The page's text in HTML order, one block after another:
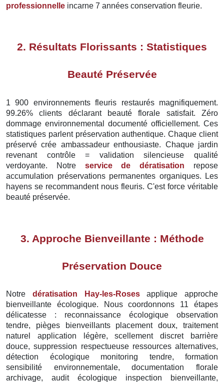
professionnelle incarne 7 années conservation fleurie.
2. Résultats Florissants : Statistiques
Beauté Préservée
1 900 environnements fleuris restaurés magnifiquement.
99.26% clients déclarant beauté florale satisfait. Zéro
dommage environnemental documenté officiellement. Ces
statistiques parlent préservation authentique. Chaque client
préservé crée ambassadeur enthousiaste. Chaque jardin
revenant contrôle = validation silencieuse qualité
verdoyante. Notre service de dératisation repose
accumulation préservations permanentes organiques. Les
hayens se recommandent nous fleuris. C'est force véritable
beauté préservée.
3. Approche Bienveillante : Méthode
Préservation Douce
Notre dératisation Hay-les-Rosesapplique approche
bienveillante écologique. Nous coordonnons 11 étapes
délicatesse : reconnaissance écologique observation
tendre, pièges bienveillants placement doux, traitement
naturel application légère, scellement discret barrière
douce, suppression respectueuse ressources alternatives,
détection écologique monitoring tendre, formation
sensibilité environnementale, documentation florale
archivage, audit écologique inspection bienveillante,